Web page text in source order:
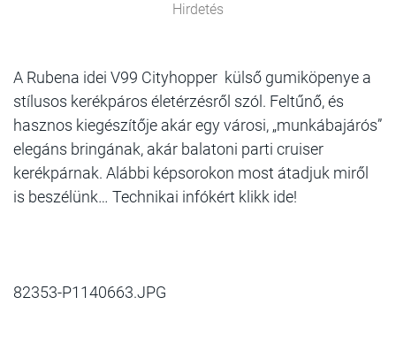
Hirdetés
A Rubena idei V99 Cityhopper külső gumiköpenye a
stílusos kerékpáros életérzésről szól. Feltűnő, és
hasznos kiegészítője akár egy városi, „munkábajárós”
elegáns bringának, akár balatoni parti cruiser
kerékpárnak. Alábbi képsorokon most átadjuk miről
is beszélünk… Technikai infókért klikk ide!
82353-P1140663.JPG